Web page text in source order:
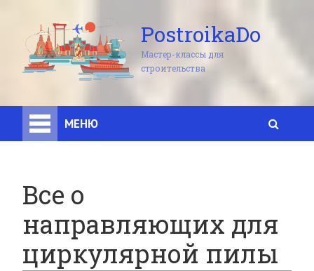
PostroikaDo
Мастер-классы для
строительства
МЕНЮ
Все о
направляющих для
циркулярной пилы